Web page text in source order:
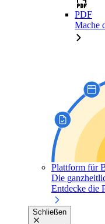
PDF
Mache
Plattform für
Die
Entdecke die
Schließen